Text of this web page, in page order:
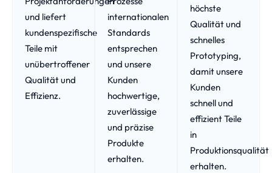
und liefert
kundenspezifische
Teile mit
unübertroffener
Qualität und
Effizienz.
internationalen
Standards
entsprechen
und unsere
Kunden
hochwertige,
zuverlässige
und präzise
Produkte
erhalten.
höchste
Qualität und
schnelles
Prototyping,
damit unsere
Kunden
schnell und
effizient Teile
in
Produktionsqualität
erhalten.